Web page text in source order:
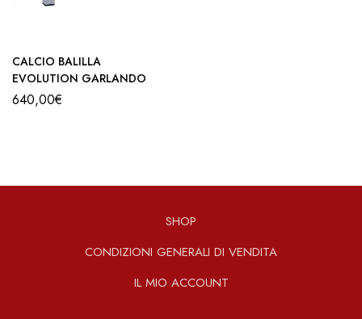
CALCIO BALILLA
EVOLUTION GARLANDO
640,00€
SHOP
CONDIZIONI GENERALI DI VENDITA
IL MIO ACCOUNT